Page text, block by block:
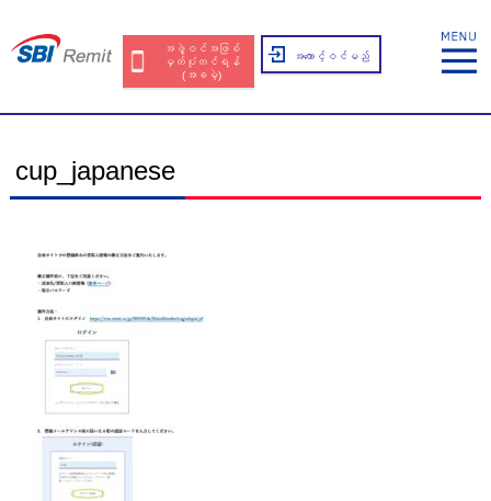
အဖွဲ့ဝင်အဖြစ်
မှတ်ပုံတင်ရန်
(အခမဲ့)
အကောင့်ဝင်မည်
cup_japanese